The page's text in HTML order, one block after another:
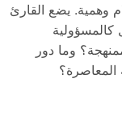
وهمية. يضع القارئ
وما دور
المعاصرة؟